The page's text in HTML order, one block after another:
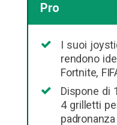
Pro
I suoi
rendono
Fortnite,
Dispone di
4 grilletti